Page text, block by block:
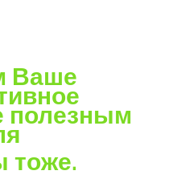
Ваше
полезным
тоже.